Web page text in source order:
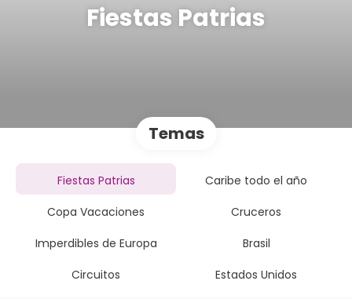
Fiestas Patrias
Temas
Fiestas Patrias
Caribe todo el año
Copa Vacaciones
Cruceros
Imperdibles de Europa
Brasil
Circuitos
Estados Unidos